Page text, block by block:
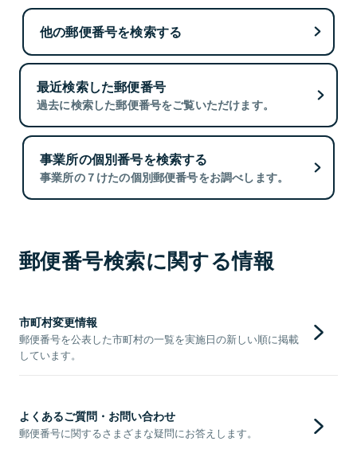
他の郵便番号を検索する
最近検索した郵便番号
過去に検索した郵便番号をご覧いただけます。
事業所の個別番号を検索する
事業所の７けたの個別郵便番号をお調べします。
郵便番号検索に関する情報
市町村変更情報
郵便番号を公表した市町村の一覧を実施日の新しい順に掲載
しています。
よくあるご質問・お問い合わせ
郵便番号に関するさまざまな疑問にお答えします。